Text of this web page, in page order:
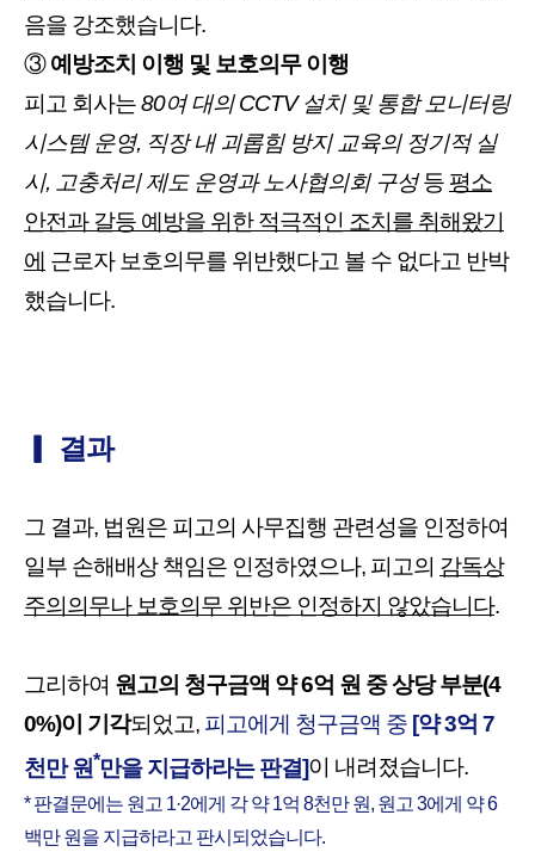
음을 강조했습니다.
③예방조치 이행 및 보호의무 이행
피고 회사는80여 대의 CCTV 설치 및 통합 모니터링
시스템 운영, 직장 내 괴롭힘 방지 교육의 정기적 실
시, 고충처리 제도 운영과 노사협의회 구성등 평소
안전과 갈등 예방을 위한 적극적인 조치를 취해왔기
에 근로자 보호의무를 위반했다고 볼 수 없다고 반박
했습니다.
▎ 결과
그 결과, 법원은 피고의 사무집행 관련성을 인정하여
일부 손해배상 책임은 인정하였으나, 피고의 감독상
주의의무나 보호의무 위반은 인정하지 않았습니다.
그리하여 원고의 청구금액 약 6억 원 중 상당 부분(4
0%)이 기각되었고, 피고에게 청구금액 중 [약 3억 7
천만 원*만을 지급하라는 판결]이 내려졌습니다.
* 판결문에는 원고 1·2에게 각 약 1억 8천만 원, 원고 3에게 약 6
백만 원을 지급하라고 판시되었습니다.